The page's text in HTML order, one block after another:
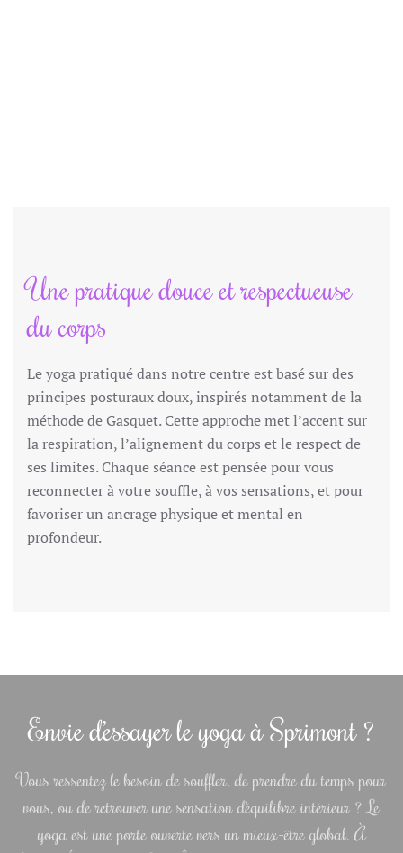
Une pratique douce et respectueuse
du corps
Le yoga pratiqué dans notre centre est basé sur des
principes posturaux doux, inspirés notamment de la
méthode de Gasquet. Cette approche met l’accent sur
la respiration, l’alignement du corps et le respect de
ses limites. Chaque séance est pensée pour vous
reconnecter à votre souffle, à vos sensations, et pour
favoriser un ancrage physique et mental en
profondeur.
Envie d’essayer le yoga à Sprimont ?
Vous ressentez le besoin de souffler, de prendre du temps pour
vous, ou de retrouver une sensation d’équilibre intérieur ? Le
yoga est une porte ouverte vers un mieux-être global. À